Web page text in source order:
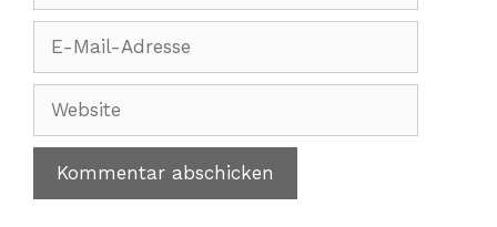
Mail-
Adresse